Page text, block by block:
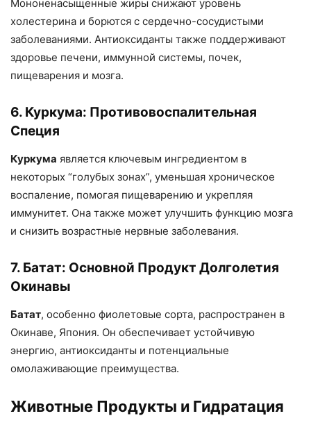
Мононенасыщенные жиры снижают уровень
холестерина и борются с сердечно-сосудистыми
заболеваниями. Антиоксиданты также поддерживают
здоровье печени, иммунной системы, почек,
пищеварения и мозга.
6. Куркума: Противовоспалительная
Специя
Куркума является ключевым ингредиентом в
некоторых “голубых зонах”, уменьшая хроническое
воспаление, помогая пищеварению и укрепляя
иммунитет. Она также может улучшить функцию мозга
и снизить возрастные нервные заболевания.
7. Батат: Основной Продукт Долголетия
Окинавы
Батат, особенно фиолетовые сорта, распространен в
Окинаве, Япония. Он обеспечивает устойчивую
энергию, антиоксиданты и потенциальные
омолаживающие преимущества.
Животные Продукты и Гидратация